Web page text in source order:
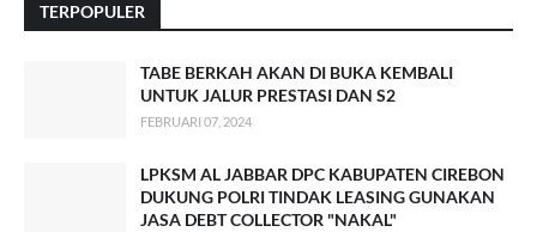
TERPOPULER
TABE BERKAH AKAN DI BUKA KEMBALI
UNTUK JALUR PRESTASI DAN S2
FEBRUARI 07, 2024
LPKSM AL JABBAR DPC KABUPATEN CIREBON
DUKUNG POLRI TINDAK LEASING GUNAKAN
JASA DEBT COLLECTOR "NAKAL"